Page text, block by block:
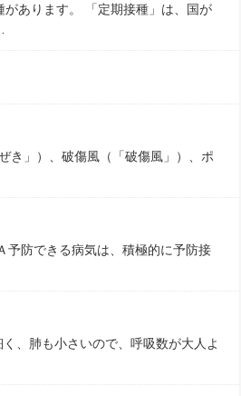
あります。 「定期接種」は、国が
」）、破傷風（「破傷風」）、ポ
予防できる病気は、積極的に予防接
、肺も小さいので、呼吸数が大人よ